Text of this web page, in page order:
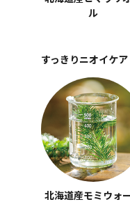
ル
すっきりニオイケア
北海道産モミウォ